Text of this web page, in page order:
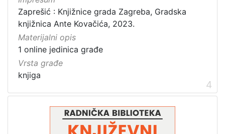
Zaprešić : Knjižnice grada Zagreba, Gradska
knjižnica Ante Kovačića, 2023.
Materijalni opis
1 online jedinica građe
Vrsta građe
knjiga
4